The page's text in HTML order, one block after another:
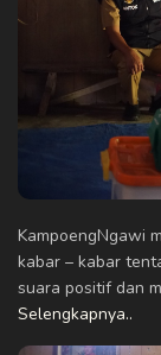
KampoengNgawi
kabar – kabar
suara positif dan
Selengkapnya..